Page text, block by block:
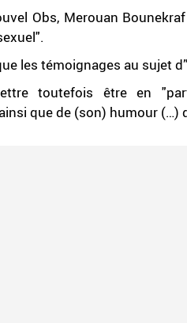
Obs, Merouan
les témoignages au sujet
toutefois être en
que de (son) humour (…)